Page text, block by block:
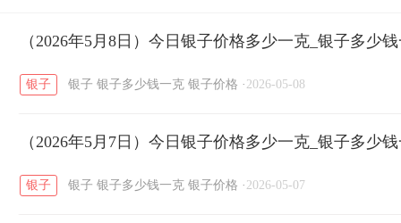
开国纪念币 大清银币 / 长城币 / 老
菜百 周生生 周大生
六福 / 金至尊 / 潮宏基 / 亚一金店
（2026年5月8日）今日银子价格多少一克_银子多少
银子 银子 银子多少钱一克 银子价格 · 2026-05-08
（2026年5月7日）今日银子价格多少一克_银子多少
银子 银子 银子多少钱一克 银子价格 · 2026-05-07